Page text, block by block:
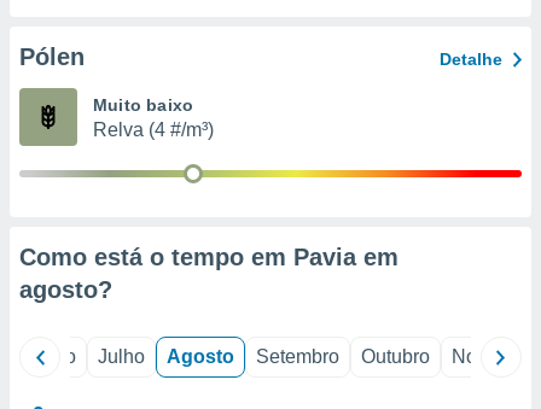
através
estudos
e
Pólen Detalhe
Muito baixo
Relva (4 #/m³)
Como está o tempo em Pavia em
agosto?
Junho Julho Agosto Setembro Outubro Novembro